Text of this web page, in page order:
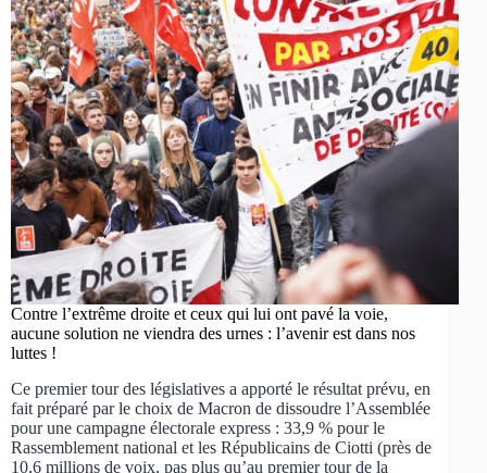
Contre l’extrême droite et ceux qui lui ont pavé la voie,
aucune solution ne viendra des urnes : l’avenir est dans nos
luttes !
Ce premier tour des législatives a apporté le résultat prévu, en
fait préparé par le choix de Macron de dissoudre l’Assemblée
pour une campagne électorale express : 33,9 % pour le
Rassemblement national et les Républicains de Ciotti (près de
10,6 millions de voix, pas plus qu’au premier tour de la